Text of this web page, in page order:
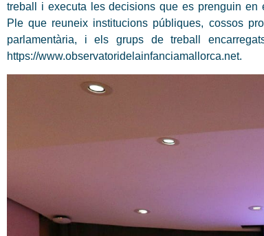
treball i executa les decisions que es prenguin en
Ple que reuneix institucions públiques, cossos
parlamentària, i els grups de treball
https://www.observatoridelainfanciamallorca.net.